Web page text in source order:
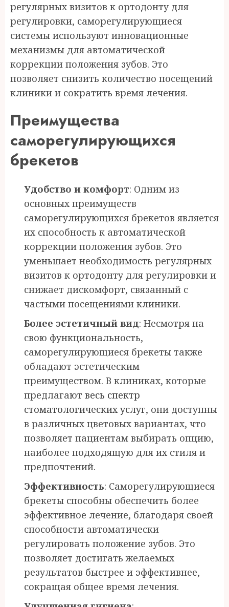
регулярных визитов к ортодонту для
регулировки, саморегулирующиеся
системы используют инновационные
механизмы для автоматической
коррекции положения зубов. Это
позволяет снизить количество посещений
клиники и сократить время лечения.
Преимущества
саморегулирующихся
брекетов
Удобство и комфорт: Одним из
основных преимуществ
саморегулирующихся брекетов является
их способность к автоматической
коррекции положения зубов. Это
уменьшает необходимость регулярных
визитов к ортодонту для регулировки и
снижает дискомфорт, связанный с
частыми посещениями клиники.
Более эстетичный вид: Несмотря на
свою функциональность,
саморегулирующиеся брекеты также
обладают эстетическим
преимуществом. В клиниках, которые
предлагают весь спектр
стоматологических услуг, они доступны
в различных цветовых вариантах, что
позволяет пациентам выбирать опцию,
наиболее подходящую для их стиля и
предпочтений.
Эффективность: Саморегулирующиеся
брекеты способны обеспечить более
эффективное лечение, благодаря своей
способности автоматически
регулировать положение зубов. Это
позволяет достигать желаемых
результатов быстрее и эффективнее,
сокращая общее время лечения.